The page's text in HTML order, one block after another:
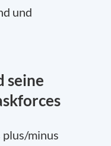
und
seine
plus/minus